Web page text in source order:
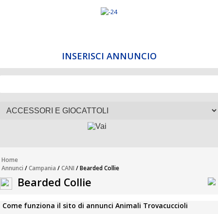
INSERISCI ANNUNCIO
Home
Annunci /Campania /CANI / Bearded Collie
Bearded Collie
Come funziona il sito di annunci Animali Trovacuccioli